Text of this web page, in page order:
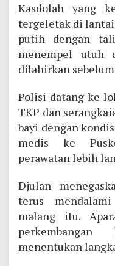
Kasdolah yang
tergeletak di
putih dengan
menempel utuh
dilahirkan
Polisi datang ke
TKP dan
bayi dengan
medis ke
perawatan lebih
Djulan
terus
malang itu.
menentukan